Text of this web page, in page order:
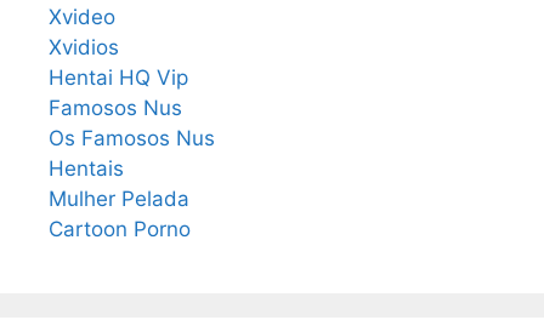
Xvideo
Xvidios
Hentai HQ Vip
Famosos Nus
Os Famosos Nus
Hentais
Mulher Pelada
Cartoon Porno